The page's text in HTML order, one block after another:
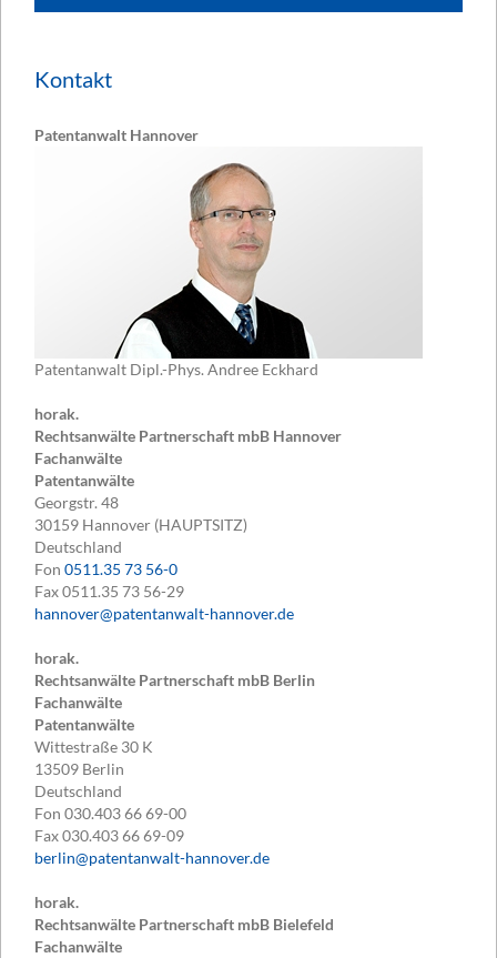
Kontakt
Patentanwalt Hannover
Patentanwalt Dipl.-Phys. Andree Eckhard
horak.
Rechtsanwälte Partnerschaft mbB Hannover
Fachanwälte
Patentanwälte
Georgstr. 48
30159 Hannover (HAUPTSITZ)
Deutschland
Fon 0511.35 73 56-0
Fax0511.35 73 56-29
hannover@patentanwalt-hannover.de
horak.
Rechtsanwälte Partnerschaft mbB Berlin
Fachanwälte
Patentanwälte
Wittestraße 30 K
13509 Berlin
Deutschland
Fon 030.403 66 69-00
Fax030.403 66 69-09
berlin@patentanwalt-hannover.de
horak.
Rechtsanwälte Partnerschaft mbB Bielefeld
Fachanwälte